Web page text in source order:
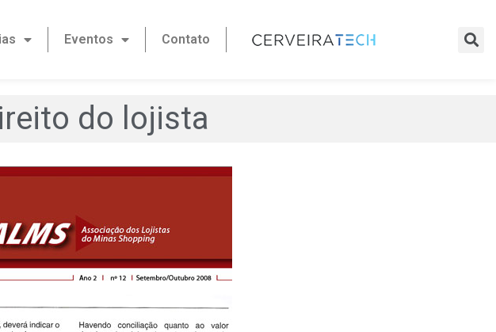
Eventos Contato
do lojista